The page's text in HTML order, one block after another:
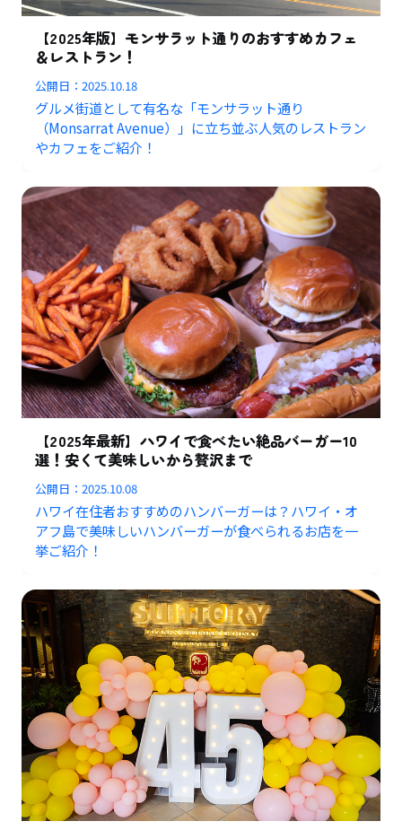
【2025年版】モンサラット通りのおすすめカフェ
＆レストラン！
公開日：2025.10.18
グルメ街道として有名な「モンサラット通り
（Monsarrat Avenue）」に立ち並ぶ人気のレストラン
やカフェをご紹介！
【2025年最新】ハワイで食べたい絶品バーガー10
選！安くて美味しいから贅沢まで
公開日：2025.10.08
ハワイ在住者おすすめのハンバーガーは？ハワイ・オ
アフ島で美味しいハンバーガーが食べられるお店を一
挙ご紹介！